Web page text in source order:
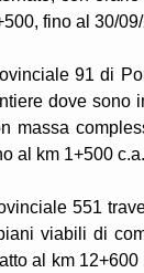
fino al 30/
91 di
dove sono
massa
al km 1+500
551
viabili di
al km